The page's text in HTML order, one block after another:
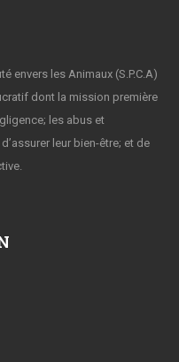
envers les Animaux (S.P.C.A)
dont la mission première
les abus et
leur bien-être; et de